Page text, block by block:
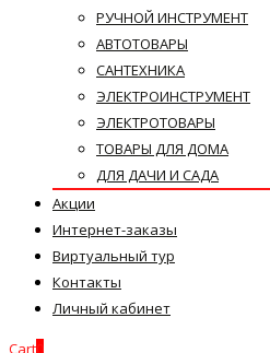
РУЧНОЙ ИНСТРУМЕНТ
АВТОТОВАРЫ
САНТЕХНИКА
ЭЛЕКТРОИНСТРУМЕНТ
ЭЛЕКТРОТОВАРЫ
ТОВАРЫ ДЛЯ ДОМА
ДЛЯ ДАЧИ И САДА
Акции
Интернет-заказы
Виртуальный тур
Контакты
Личный кабинет
Cart